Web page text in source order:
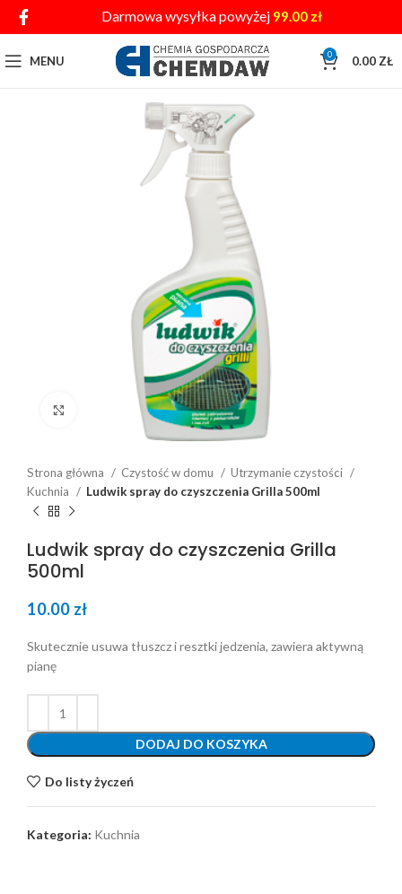
Darmowa wysyłka powyżej 99.00 zł
MENU 0 0.00 ZŁ
Click to enlarge
Strona główna Czystość w domu
Utrzymanie czystości
Kuchnia
Ludwik spray do czyszczenia Grilla 500ml
Ludwik spray do czyszczenia Grilla
500ml
10.00 zł
Skutecznie usuwa tłuszcz i resztki jedzenia, zawiera aktywną
pianę
DODAJ DO KOSZYKA
Do listy życzeń
Kategoria: Kuchnia